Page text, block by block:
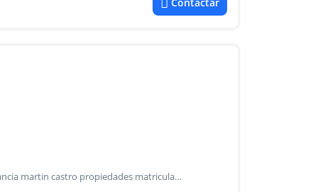
Lote esquina 1000 mts aprox frente al patronato de la infancia martin castro propiedades matricula cmcpsi 6476, cucicba 6973